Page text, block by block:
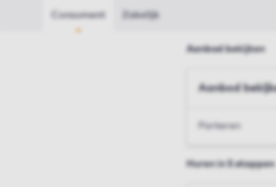
Consument Zakelijk
Aanbod bekijken
Aanbod
Parkeren
Huren in 5 stappen